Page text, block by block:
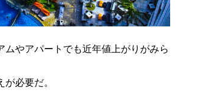
やアパートでも近年値上がりがみら
必要だ。